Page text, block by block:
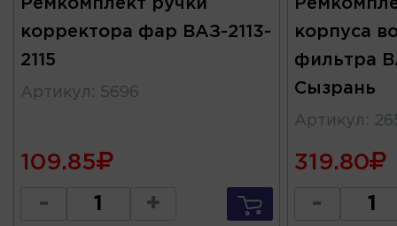
Ремкомплект ручки
корректора фар ВАЗ-2113-
2115
Артикул : 5696
109.85
- +
корпуса
фильтра
Сызрань
Артикул :
319.80
-